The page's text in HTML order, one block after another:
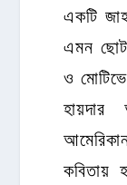
একটি
এমন
ও
কবিতায়